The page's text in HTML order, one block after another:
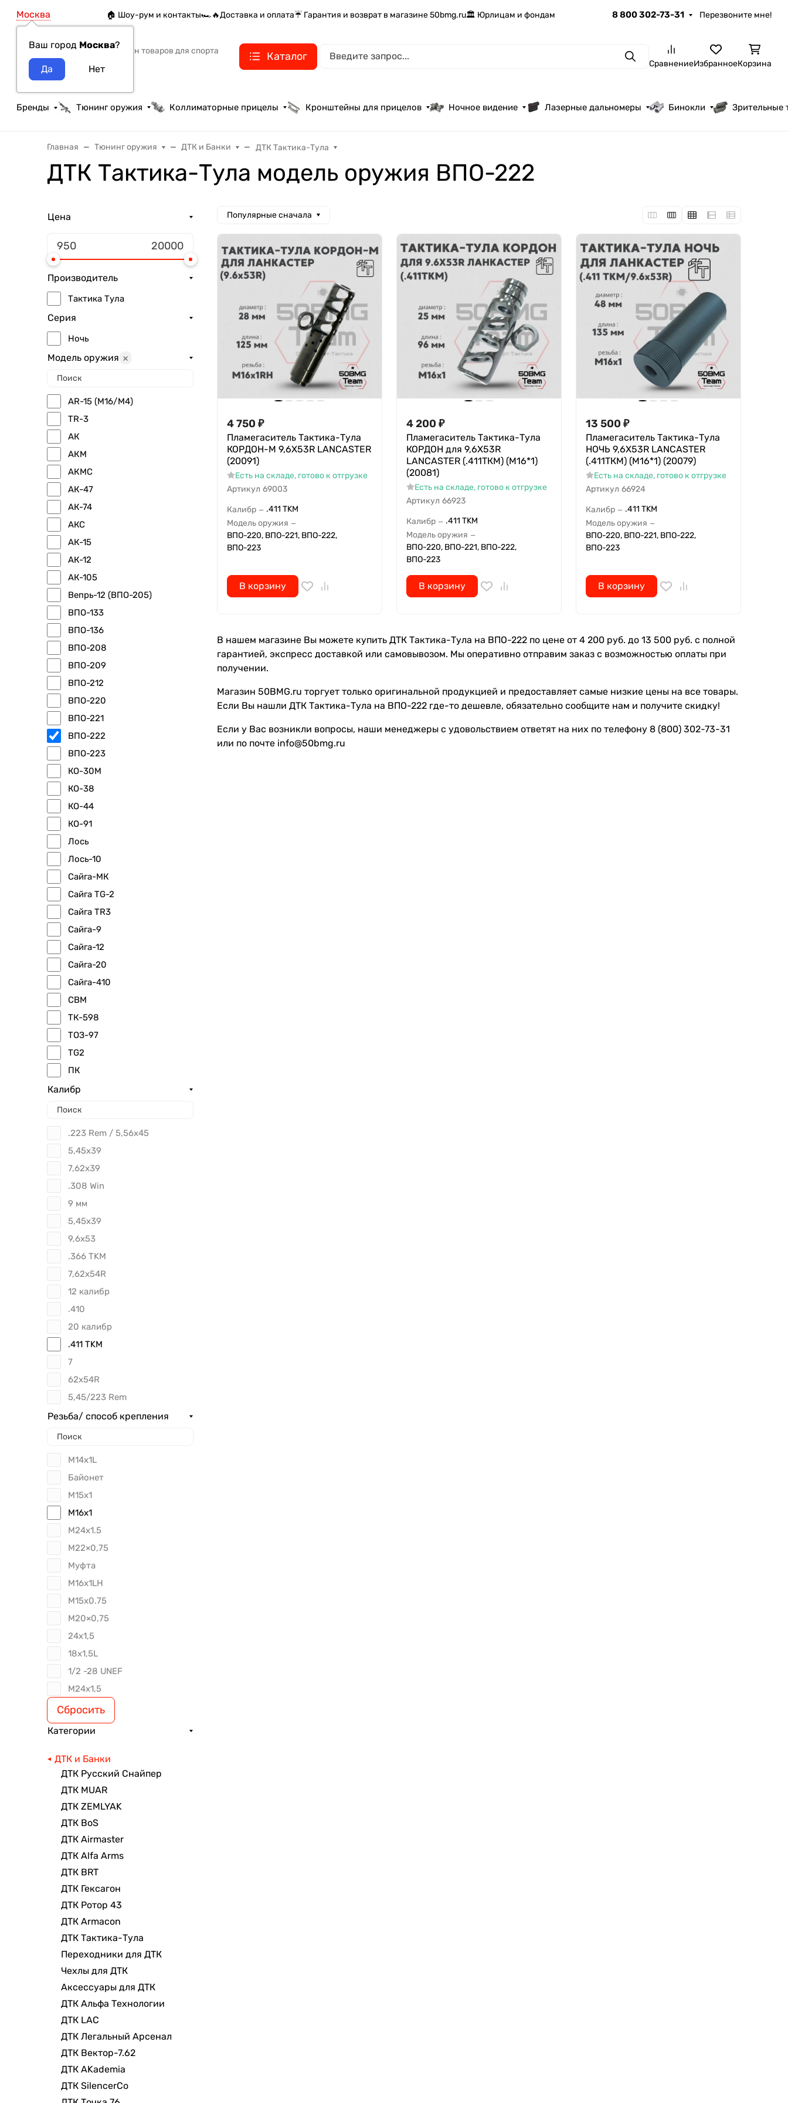
Москва
Ваш город Москва?
🏠 Шоу-рум и контакты🏎️🔥Доставка и оплата☔ Гарантия и возврат в магазине 50bmg.ru🏛️ Юрлицам и фондам 8 800 302-73-31 Перезвоните мне!
Интернет-магазин товаров для спорта
тактики и охоты
Каталог ПоискСравнениеИзбранноеКорзина
Бренды Тюнинг оружия Коллиматорные прицелы Кронштейны для прицелов Ночное видение Лазерные дальномеры Бинокли Зрительные
Главная Тюнинг оружия ДТК и Банки ДТК Тактика-Тула
ДТК Тактика-Тула модель оружия ВПО-222
Цена
Производитель
Тактика Тула
Серия
Ночь
Модель оружия
AR-15 (M16/M4)
TR-3
АК
АКМ
АКМС
АК-47
АК-74
АКС
АК-15
АК-12
АК-105
Вепрь-12 (ВПО-205)
ВПО-133
ВПО-136
ВПО-208
ВПО-209
ВПО-212
ВПО-220
ВПО-221
ВПО-222
ВПО-223
КО-30М
КО-38
КО-44
КО-91
Лось
Лось-10
Сайга-МК
Сайга TG-2
Сайга TR3
Сайга-9
Сайга-12
Сайга-20
Сайга-410
СВМ
ТК-598
ТОЗ-97
TG2
ПК
Калибр
.223 Rem / 5,56x45
5,45х39
7,62x39
.308 Win
9 мм
5,45x39
9,6х53
.366 TKM
7,62x54R
12 калибр
.410
20 калибр
.411 TKM
7
62x54R
5,45/223 Rem
Резьба/ способ крепления
М14х1L
Байонет
М15х1
М16х1
М24х1.5
М22×0,75
Муфта
М16х1LH
М15х0.75
М20×0,75
24х1,5
18х1,5L
1/2 -28 UNEF
​М24х1,5
Сбросить
Категории
ДТК и Банки
ДТК Русский Снайпер
ДТК MUAR
ДТК ZEMLYAK
ДТК BoS
ДТК Airmaster
ДТК Alfa Arms
ДТК BRT
ДТК Гексагон
ДТК Ротор 43
ДТК Armacon
ДТК Тактика-Тула
Переходники для ДТК
Чехлы для ДТК
Аксессуары для ДТК
ДТК Альфа Технологии
ДТК LAC
ДТК Легальный Арсенал
ДТК Вектор-7.62
ДТК AKademia
ДТК SilencerCo
Популярные сначала
4 750 ₽
Пламегаситель Тактика-Тула
КОРДОН-М 9,6Х53R LANCASTER
(20091)
Есть на складе, готово к отгрузке
Артикул 69003
Калибр — .411 TKM
Модель оружия —
ВПО-220, ВПО-221, ВПО-222,
ВПО-223
В корзину
4 200 ₽
Пламегаситель Тактика-Тула
КОРДОН для 9,6Х53R
LANCASTER (.411ТКМ) (М16*1)
(20081)
Есть на складе, готово к отгрузке
Артикул 66923
Калибр — .411 TKM
Модель оружия —
ВПО-220, ВПО-221, ВПО-222,
ВПО-223
В корзину
13 500 ₽
Пламегаситель Тактика-Тула
НОЧЬ 9,6Х53R LANCASTER
(.411ТКМ) (М16*1) (20079)
Есть на складе, готово к отгрузке
Артикул 66924
Калибр — .411 TKM
Модель оружия —
ВПО-220, ВПО-221, ВПО-222,
ВПО-223
В корзину
В нашем магазине Вы можете купить ДТК Тактика-Тула на ВПО-222 по цене от 4 200 руб. до 13 500 руб. с полной
гарантией, экспресс доставкой или самовывозом. Мы оперативно отправим заказ с возможностью оплаты при
получении.
Магазин 50BMG.ru торгует только оригинальной продукцией и предоставляет самые низкие цены на все товары.
Если Вы нашли ДТК Тактика-Тула на ВПО-222 где-то дешевле, обязательно сообщите нам и получите скидку!
Если у Вас возникли вопросы, наши менеджеры с удовольствием ответят на них по телефону 8 (800) 302-73-31
или по почте info@50bmg.ru